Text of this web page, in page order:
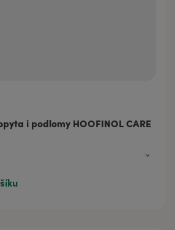
i podlomy HOOFINOL CARE